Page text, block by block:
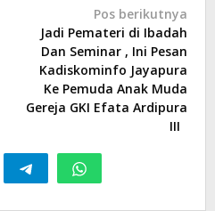
Pos berikutnya
Jadi Pemateri di Ibadah
Dan Seminar , Ini Pesan
Kadiskominfo Jayapura
Ke Pemuda Anak Muda
Gereja GKI Efata Ardipura
III